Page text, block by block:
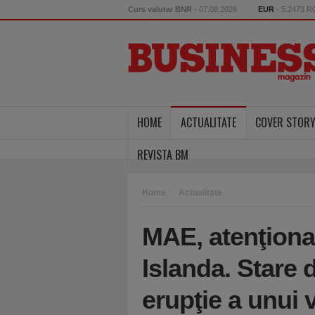
Curs valutar BNR - 07.08.2026 EUR - 5.2473
HOME ACTUALITATE
COVER STORY
REVISTA BM
Home Actualitate
MAE,
Islanda. Stare
erupţie a unui